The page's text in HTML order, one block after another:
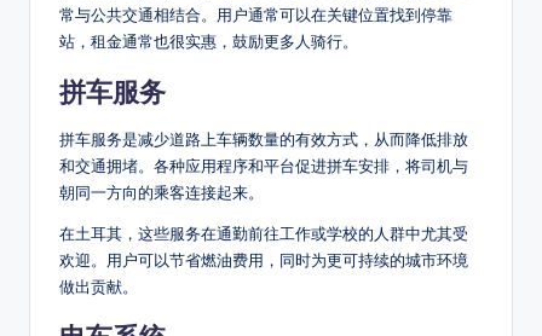
常与公共交通相结合。用户通常可以在关键位置找到停靠
站，租金通常也很实惠，鼓励更多人骑行。
拼车服务
拼车服务是减少道路上车辆数量的有效方式，从而降低排放
和交通拥堵。各种应用程序和平台促进拼车安排，将司机与
朝同一方向的乘客连接起来。
在土耳其，这些服务在通勤前往工作或学校的人群中尤其受
欢迎。用户可以节省燃油费用，同时为更可持续的城市环境
做出贡献。